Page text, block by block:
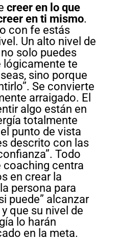
creer en lo que
en ti mismo.
con fe estás
Un alto nivel de
solo puedes
lógicamente te
sino porque
Se convierte
arraigado. El
algo están en
totalmente
punto de vista
descrito con las
Todo
coaching centra
en crear la
persona para
puede” alcanzar
que su nivel de
lo harán
en la meta.